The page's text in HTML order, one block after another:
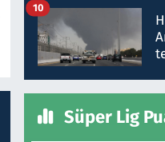
10
Süper Lig